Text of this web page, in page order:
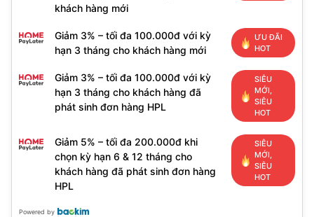
khách hàng mới
Giảm 3% – tối đa 100.000đ với kỳ
hạn 3 tháng cho khách hàng mới
ƯU ĐÃI
HOT
Giảm 3% – tối đa 100.000đ với kỳ
hạn 3 tháng cho khách hàng đã
phát sinh đơn hàng HPL
SIÊU
MỚI,
SIÊU
HOT
Giảm 5% – tối đa 200.000đ khi
chọn kỳ hạn 6 & 12 tháng cho
khách hàng đã phát sinh đơn hàng
HPL
SIÊU
MỚI,
SIÊU
HOT
Powered by